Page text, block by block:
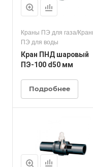
Краны ПЭ для газа/
ПЭ для воды
Кран ПНД шаровый
ПЭ-100 d50 мм
Подробнее